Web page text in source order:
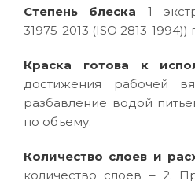
Степень блеска 1
31975-2013 (ISO 2813-1994))
Краска готова к
достижения рабочей
разбавление водой
по объему.
Количество слоев и
количество слоев – 2.